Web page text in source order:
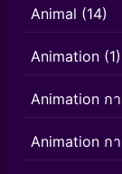
Animal (14)
Animation (1)
Animation ก
Animation ก